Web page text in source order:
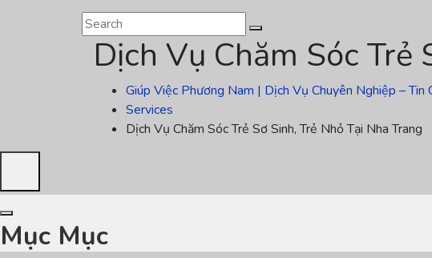
Dịch Vụ Chăm Sóc Trẻ
Giúp Việc Phương Nam | Dịch Vụ Chuyên Nghiệp – Tin
Services
Dịch Vụ Chăm Sóc Trẻ Sơ Sinh, Trẻ Nhỏ Tại Nha Trang
Mục Mục